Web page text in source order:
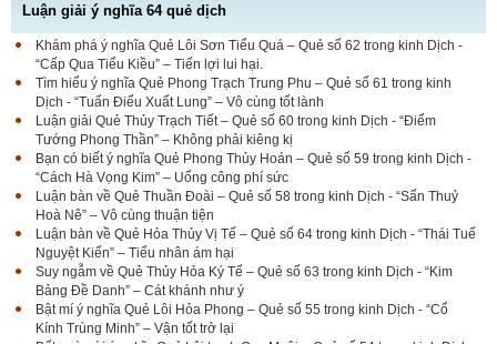
Luận giải ý nghĩa 64 quẻ dịch
Khám phá ý nghĩa Quẻ Lôi Sơn Tiểu Quá – Quẻ số 62 trong kinh Dịch -
“Cấp Qua Tiểu Kiều” – Tiến lợi lui hại.
Tìm hiểu ý nghĩa Quẻ Phong Trạch Trung Phu – Quẻ số 61 trong kinh
Dịch - “Tuấn Điểu Xuất Lung” – Vô cùng tốt lành
Luận giải Quẻ Thủy Trạch Tiết – Quẻ số 60 trong kinh Dịch - “Điểm
Tướng Phong Thần” – Không phải kiêng kị
Bạn có biết ý nghĩa Quẻ Phong Thủy Hoán – Quẻ số 59 trong kinh Dịch -
“Cách Hà Vọng Kim” – Uổng công phí sức
Luận bàn về Quẻ Thuần Đoài – Quẻ số 58 trong kinh Dịch - “Sấn Thuỷ
Hoà Nê” – Vô cùng thuận tiện
Luận bàn về Quẻ Hỏa Thủy Vị Tế – Quẻ số 64 trong kinh Dịch - “Thái Tuế
Nguyệt Kiến” – Tiểu nhân ám hại
Suy ngẫm về Quẻ Thủy Hỏa Ký Tế – Quẻ số 63 trong kinh Dịch - “Kim
Bảng Đề Danh” – Cát khánh như ý
Bật mí ý nghĩa Quẻ Lôi Hỏa Phong – Quẻ số 55 trong kinh Dịch - “Cổ
Kính Trùng Minh” – Vận tốt trở lại